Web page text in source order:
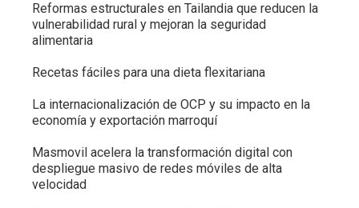
Reformas estructurales en Tailandia que reducen la
vulnerabilidad rural y mejoran la seguridad
alimentaria
Recetas fáciles para una dieta flexitariana
La internacionalización de OCP y su impacto en la
economía y exportación marroquí
Masmovil acelera la transformación digital con
despliegue masivo de redes móviles de alta
velocidad